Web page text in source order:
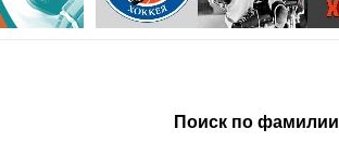
Поиск по фамилии